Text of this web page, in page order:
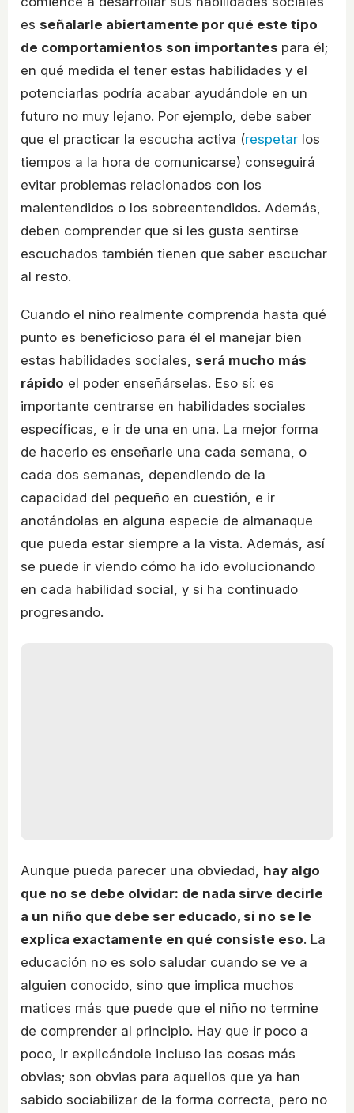
es señalarle abiertamente por qué este tipo
de comportamientos son importantes para él;
en qué medida el tener estas habilidades y el
potenciarlas podría acabar ayudándole en un
futuro no muy lejano. Por ejemplo, debe saber
que el practicar la escucha activa (respetar los
tiempos a la hora de comunicarse) conseguirá
evitar problemas relacionados con los
malentendidos o los sobreentendidos. Además,
deben comprender que si les gusta sentirse
escuchados también tienen que saber escuchar
al resto.
Cuando el niño realmente comprenda hasta qué
punto es beneficioso para él el manejar bien
estas habilidades sociales, será mucho más
rápido el poder enseñárselas. Eso sí: es
importante centrarse en habilidades sociales
específicas, e ir de una en una. La mejor forma
de hacerlo es enseñarle una cada semana, o
cada dos semanas, dependiendo de la
capacidad del pequeño en cuestión, e ir
anotándolas en alguna especie de almanaque
que pueda estar siempre a la vista. Además, así
se puede ir viendo cómo ha ido evolucionando
en cada habilidad social, y si ha continuado
progresando.
Aunque pueda parecer una obviedad, hay algo
que no se debe olvidar: de nada sirve decirle
a un niño que debe ser educado, si no se le
explica exactamente en qué consiste eso. La
educación no es solo saludar cuando se ve a
alguien conocido, sino que implica muchos
matices más que puede que el niño no termine
de comprender al principio. Hay que ir poco a
poco, ir explicándole incluso las cosas más
obvias; son obvias para aquellos que ya han
sabido sociabilizar de la forma correcta, pero no